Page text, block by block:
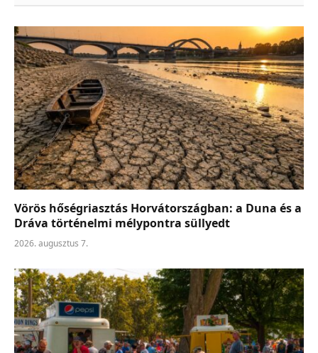
Vörös hőségriasztás Horvátországban: a Duna és a
Dráva történelmi mélypontra süllyedt
2026. augusztus 7.